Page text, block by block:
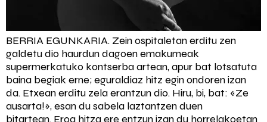
BERRIA EGUNKARIA. Zein ospitaletan erditu zen
galdetu dio haurdun dagoen emakumeak
supermerkatuko kontserba artean, apur bat lotsatuta
baina begiak erne; eguraldiaz hitz egin ondoren izan
da. Etxean erditu zela erantzun dio. Hiru, bi, bat: «Ze
ausarta!», esan du sabela laztantzen duen
bitartean. Eroa hitza ere entzun izan du horrelakoetan